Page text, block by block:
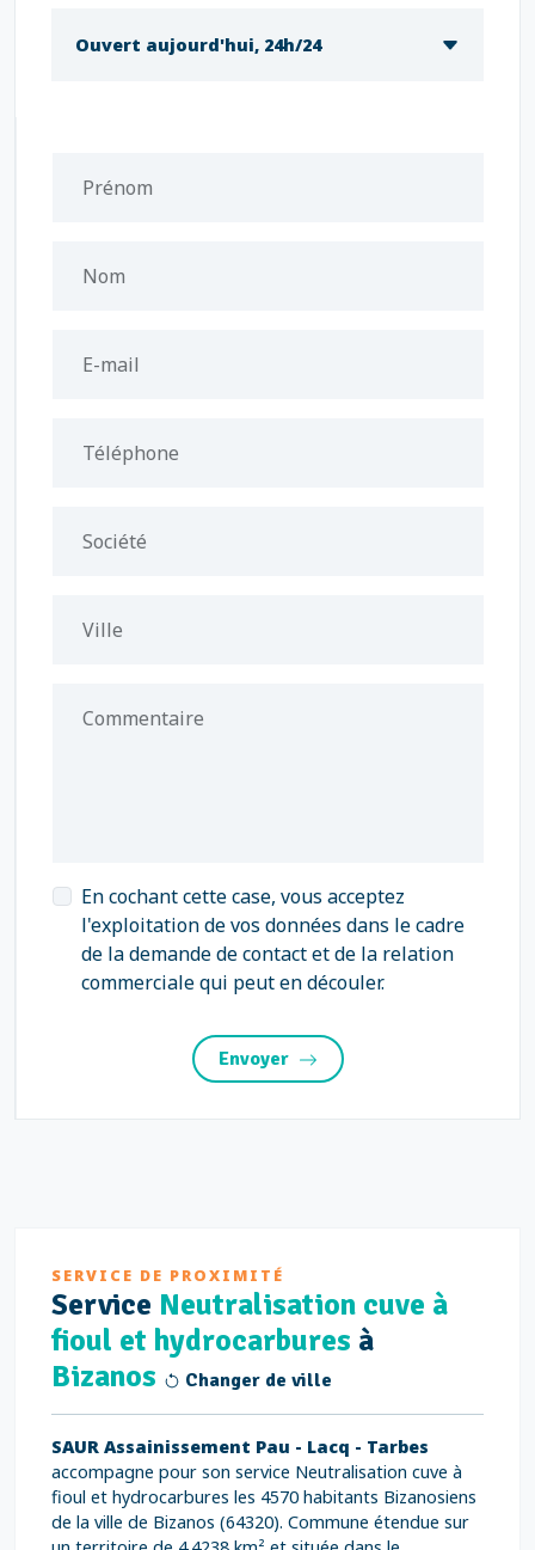
Ouvert aujourd'hui, 24h/24
Prénom
Nom
E-mail
Téléphone
Société
Ville
Commentaire
En cochant cette case, vous acceptez
l'exploitation de vos données dans le cadre
de la demande de contact et de la relation
commerciale qui peut en découler.
Envoyer
SERVICE DE PROXIMITÉ
Service Neutralisation cuve à
fioul et hydrocarbures à
Bizanos
Changer de ville
SAUR Assainissement Pau - Lacq - Tarbes
accompagne pour son service Neutralisation cuve à
fioul et hydrocarbures les 4570 habitants Bizanosiens
de la ville de Bizanos (64320). Commune étendue sur